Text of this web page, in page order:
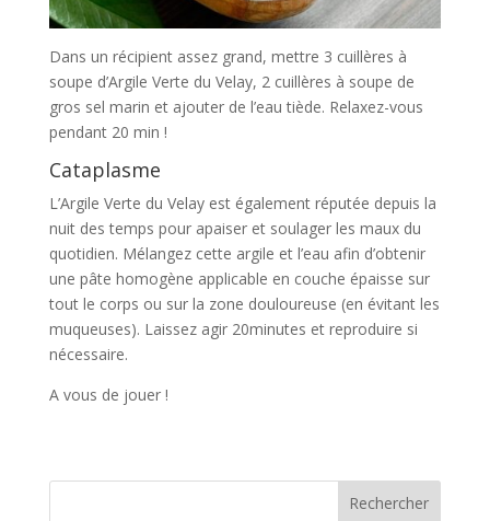
Dans un récipient assez grand, mettre 3 cuillères à
soupe d’Argile Verte du Velay, 2 cuillères à soupe de
gros sel marin et ajouter de l’eau tiède. Relaxez-vous
pendant 20 min !
Cataplasme
L’Argile Verte du Velay est également réputée depuis la
nuit des temps pour apaiser et soulager les maux du
quotidien. Mélangez cette argile et l’eau afin d’obtenir
une pâte homogène applicable en couche épaisse sur
tout le corps ou sur la zone douloureuse (en évitant les
muqueuses). Laissez agir 20minutes et reproduire si
nécessaire.
A vous de jouer !
Rechercher